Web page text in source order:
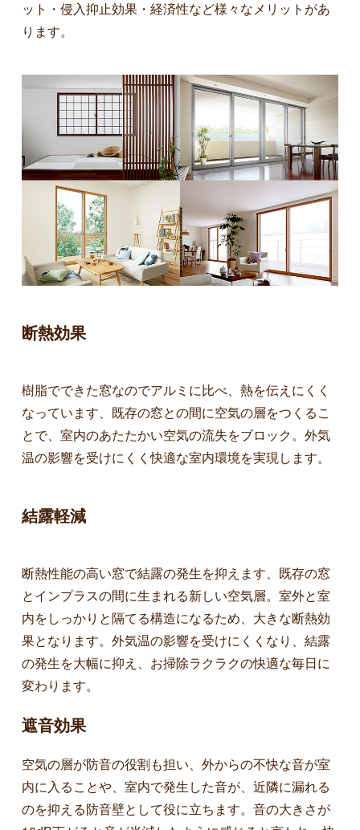
ット・侵入抑止効果・経済性など様々なメリットがあ
ります。
断熱効果
樹脂でできた窓なのでアルミに比べ、熱を伝えにくく
なっています、既存の窓との間に空気の層をつくるこ
とで、室内のあたたかい空気の流失をブロック。外気
温の影響を受けにくく快適な室内環境を実現します。
結露軽減
断熱性能の高い窓で結露の発生を抑えます、既存の窓
とインプラスの間に生まれる新しい空気層。室外と室
内をしっかりと隔てる構造になるため、大きな断熱効
果となります。外気温の影響を受けにくくなり、結露
の発生を大幅に抑え、お掃除ラクラクの快適な毎日に
変わります。
遮音効果
空気の層が防音の役割も担い、外からの不快な音が室
内に入ることや、室内で発生した音が、近隣に漏れる
のを抑える防音壁として役に立ちます。音の大きさが